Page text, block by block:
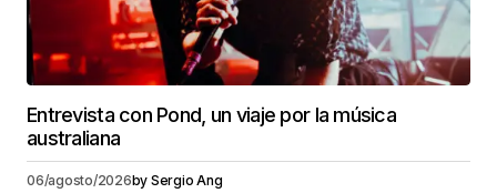
Entrevista con Pond, un viaje por la música
australiana
06/agosto/2026by Sergio Ang